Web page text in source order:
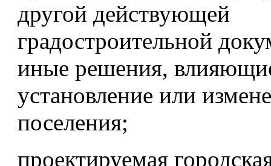
другой действующей
градостроительной
иные решения,
установление или
поселения;
проектируемая